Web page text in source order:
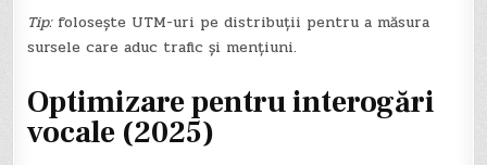
Tip:folosește UTM-uri pe distribuții pentru a măsura
sursele care aduc trafic și mențiuni.
Optimizare pentru interogări
vocale (2025)